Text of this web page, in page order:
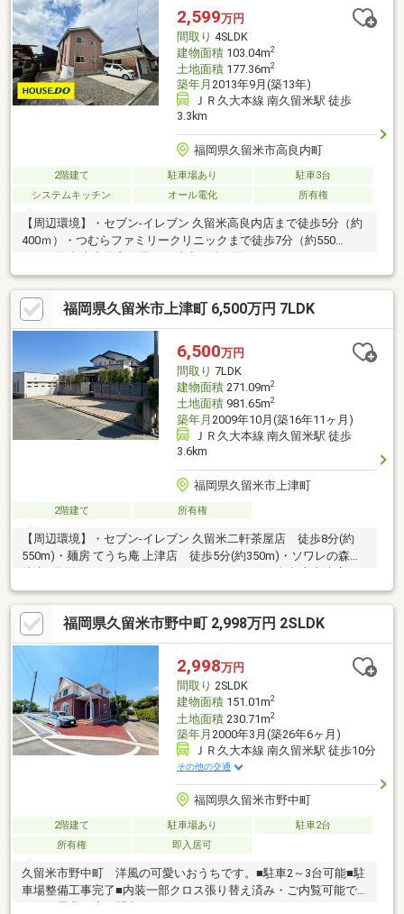
イレブン 久留米高良内店（コンビニ）まで徒歩5分
2,599万円
間取り 4SLDK
建物面積103.04m2
土地面積177.36m2
築年月 2013年9月(築13年)
ＪＲ久大本線 南久留米駅 徒歩
3.3km
福岡県久留米市高良内町
2階建て 駐車場あり
駐車3台
システムキッチン
オール電化 所有権
【周辺環境】・セブン-イレブン 久留米高良内店まで徒歩5分（約
400ｍ）・つむらファミリークリニックまで徒歩7分（約550
こども園まで徒歩17分（約1、200ｍ）・ドラッグストアモリ 高良
内店まで徒歩20分（約1、500ｍ）・サニーみいまち店まで徒歩27
分（約2、000ｍ）
福岡県久留米市上津町 6,500万円 7LDK
6,500万円
間取り 7LDK
建物面積271.09m2
土地面積981.65m2
築年月 2009年10月(築16年11ヶ月)
ＪＲ久大本線 南久留米駅 徒歩
3.6km
福岡県久留米市上津町
2階建て 所有権
【周辺環境】・セブン-イレブン 久留米二軒茶屋店 徒歩8分(約
550m)・麺房 てうち庵 上津店 徒歩5分(約350m)・ソワレの森
徒歩9分(約700m)・スーパーセンタートライアル久留米上津店
徒歩10分(約750m)・添田医院 徒歩9分(約650m)・西日本シティ
銀行 上津支店 徒歩12分(約850m)
福岡県久留米市野中町 2,998万円 2SLDK
2,998万円
間取り 2SLDK
建物面積151.01m2
土地面積230.71m2
築年月 2000年3月(築26年6ヶ月)
ＪＲ久大本線 南久留米駅 徒歩10分
その他の交通
福岡県久留米市野中町
2階建て 駐車場あり
駐車2台
所有権
即入居可
久留米市野中町 洋風の可愛いおうちです。■駐車2～3台可能■駐
車場整備工事完了■内装一部クロス張り替え済み・ご内覧可能で